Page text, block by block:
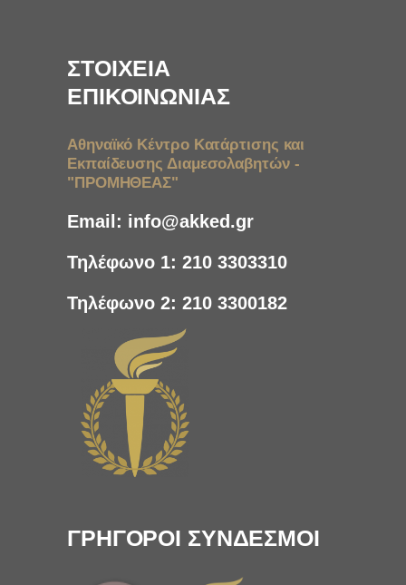
ΣΤΟΙΧΕΙΑ
ΕΠΙΚΟΙΝΩΝΙΑΣ
Αθηναϊκό Κέντρο Κατάρτισης και
Εκπαίδευσης Διαμεσολαβητών -
"ΠΡΟΜΗΘΕΑΣ"
Email: info@akked.gr
Τηλέφωνο 1: 210 3303310
Τηλέφωνο 2: 210 3300182
ΓΡΗΓΟΡΟΙ ΣΥΝΔΕΣΜΟΙ